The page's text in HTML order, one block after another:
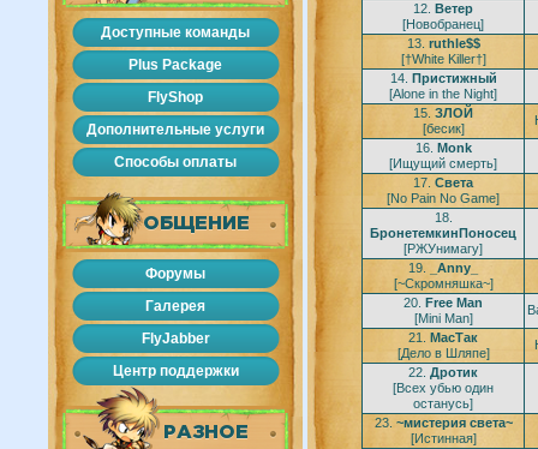
12. Bетер
[Новобранец]
13. ruthle$$
[†White Killer†]
14. Пристижный
[Alone in the Night]
15. ЗЛОЙ
[бесик]
16. Monk
[Ищущий смерть]
17. Света
[No Pain No Game]
18.
БронетемкинПоносец
[РЖУнимагу]
19.
_Anny_
[~Скромняшка~]
20. Free Man
[Mini Man]
21. МасТак
[Дело в Шляпе]
22. Дротик
[Всех убью один
останусь]
23. ~мистерия света~
[Истинная]
Доступные команды
Plus Package
FlyShop
Дополнительные услуги
Способы оплаты
ОБЩЕНИЕ
Форумы
Галерея
FlyJabber
Центр поддержки
РАЗНОЕ